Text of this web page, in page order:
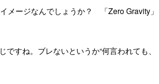
メージなんでしょうか？ 「Zero Gravity」
ね。ブレないというか“何言われても、